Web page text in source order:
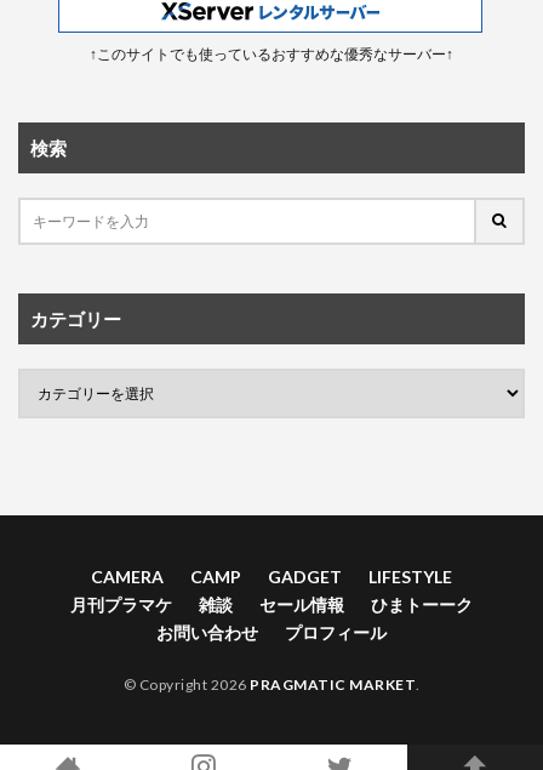
↑このサイトでも使っているおすすめな優秀なサーバー↑
検索
カテゴリー
CAMERA CAMP GADGET
LIFESTYLE
月刊プラマケ
雑談 セール情報
ひまトーーク
お問い合わせ
プロフィール
© Copyright 2026 PRAGMATIC MARKET